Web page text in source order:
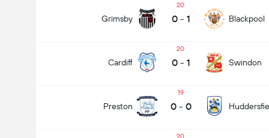
Grimsby
20
0 - 1 Blackpool
Cardiff
20
0 - 1 Swindon
Preston
19
0 - 0
20